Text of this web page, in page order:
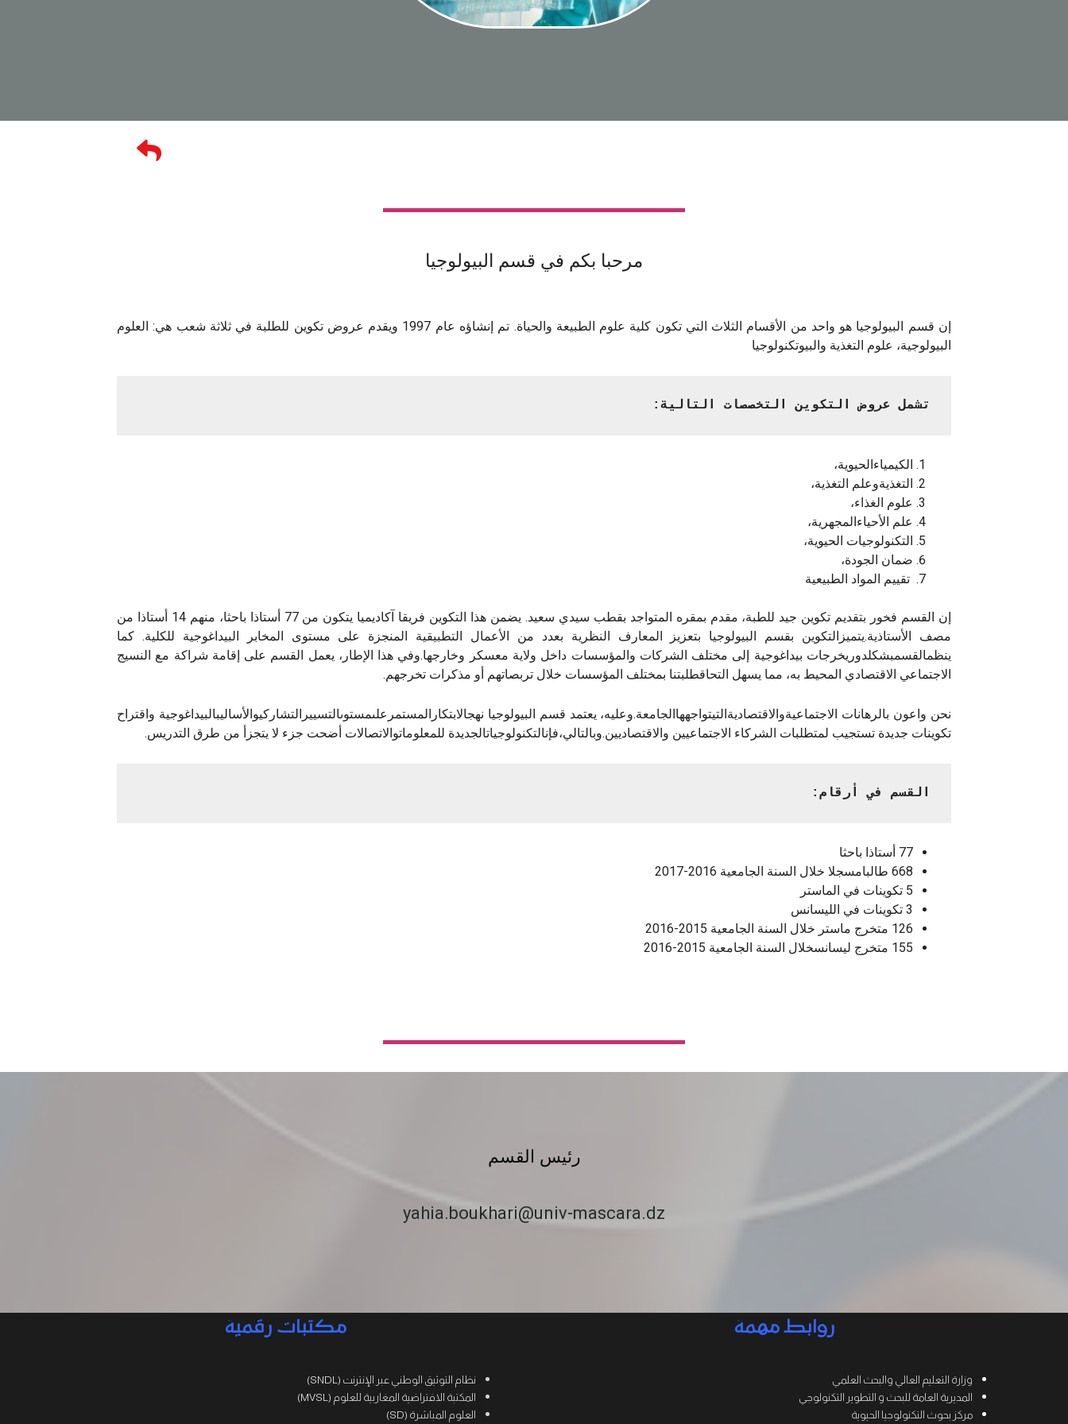
مرحبا بكم في قسم البيولوجيا
إن قسم البيولوجيا هو واحد من الأقسام الثلاث التي تكون كلية علوم الطبيعة والحياة. تم إنشاؤه عام 1997 ويقدم عروض تكوين للطلبة في ثلاثة شعب هي: العلوم
البيولوجية، علوم التغذية والبيوتكنولوجيا
تشمل عروض التكوين التخصصات التالية:
الكيمياءالحيوية،
التغذيةوعلم التغذية،
علوم الغذاء،
علم الأحياءالمجهرية،
التكنولوجيات الحيوية،
ضمان الجودة،
تقييم المواد الطبيعية
إن القسم فخور بتقديم تكوين جيد للطبة، مقدم بمقره المتواجد بقطب سيدي سعيد. يضمن هذا التكوين فريقا آكاديميا يتكون من 77 أستاذا باحثا، منهم 14 أستاذا من
مصف الأستاذية.يتميزالتكوين بقسم البيولوجيا بتعزيز المعارف النظرية بعدد من الأعمال التطبيقية المنجزة على مستوى المخابر البيداغوجية للكلية. كما
ينظمالقسمبشكلدوريخرجات بيداغوجية إلى مختلف الشركات والمؤسسات داخل ولاية معسكر وخارجها.وفي هذا الإطار، يعمل القسم على إقامة شراكة مع النسيج
الاجتماعي الاقتصادي المحيط به، مما يسهل التحاقطلبتنا بمختلف المؤسسات خلال تربصاتهم أو مذكرات تخرجهم.
نحن واعون بالرهانات الاجتماعيةوالاقتصاديةالتيتواجههاالجامعة.وعليه، يعتمد قسم البيولوجيا نهجالابتكارالمستمرعلىمستوىالتسييرالتشاركيوالأساليبالبيداغوجية واقتراح
تكوينات جديدة تستجيب لمتطلبات الشركاء الاجتماعيين والاقتصاديين.وبالتالي،فإنالتكنولوجياتالجديدة للمعلوماتوالاتصالات أضحت جزء لا يتجزأ من طرق التدريس.
القسم في أرقام:
77 أستاذا باحثا
668 طالبامسجلا خلال السنة الجامعية 2016-2017
5 تكوينات في الماستر
3 تكوينات في الليسانس
126 متخرج ماستر خلال السنة الجامعية 2015-2016
155 متخرج ليسانسخلال السنة الجامعية 2015-2016
رئيس القسم
yahia.boukhari@univ-mascara.dz
روابط مهمة
وزارة التعليم العالي والبحث العلمي
المديرية العامة للبحث و التطوير التكنولوجي
مركز بحوث التكنولوجيا الحيوية
مكتبات رقمية
نظام التوثيق الوطني عبر الإنترنت (SNDL)
المكتبة الافتراضية المغاربية للعلوم (MVSL)
العلوم المباشرة (SD)